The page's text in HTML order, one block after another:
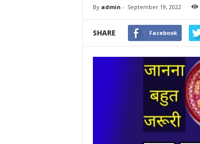
By admin - September 19, 2022
SHARE Facebook